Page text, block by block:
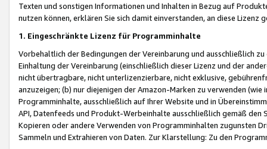
Texten und sonstigen Informationen und Inhalten in Bezug auf
nutzen können, erklären Sie sich damit einverstanden, an diese Lizenz
1. Eingeschränkte Lizenz für Programminhalte
Vorbehaltlich der Bedingungen der Vereinbarung und ausschließlich
Einhaltung der Vereinbarung (einschließlich dieser Lizenz und der
nicht übertragbare, nicht unterlizenzierbare, nicht exklusive,
anzuzeigen; (b) nur diejenigen der Amazon-Marken zu verwenden
Programminhalte, ausschließlich auf Ihrer Website und in
API, Datenfeeds und Produkt-Werbeinhalte ausschließlich gemäß
Kopieren oder andere Verwenden von Programminhalten zugunsten
Sammeln und Extrahieren von Daten. Zur Klarstellung: Zu den